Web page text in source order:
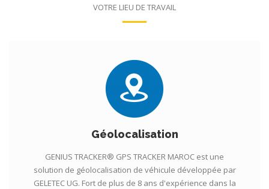
VOTRE LIEU DE TRAVAIL
Géolocalisation
GENIUS TRACKER® GPS TRACKER MAROC est une
solution de géolocalisation de véhicule développée par
GELETEC UG. Fort de plus de 8 ans d'expérience dans la